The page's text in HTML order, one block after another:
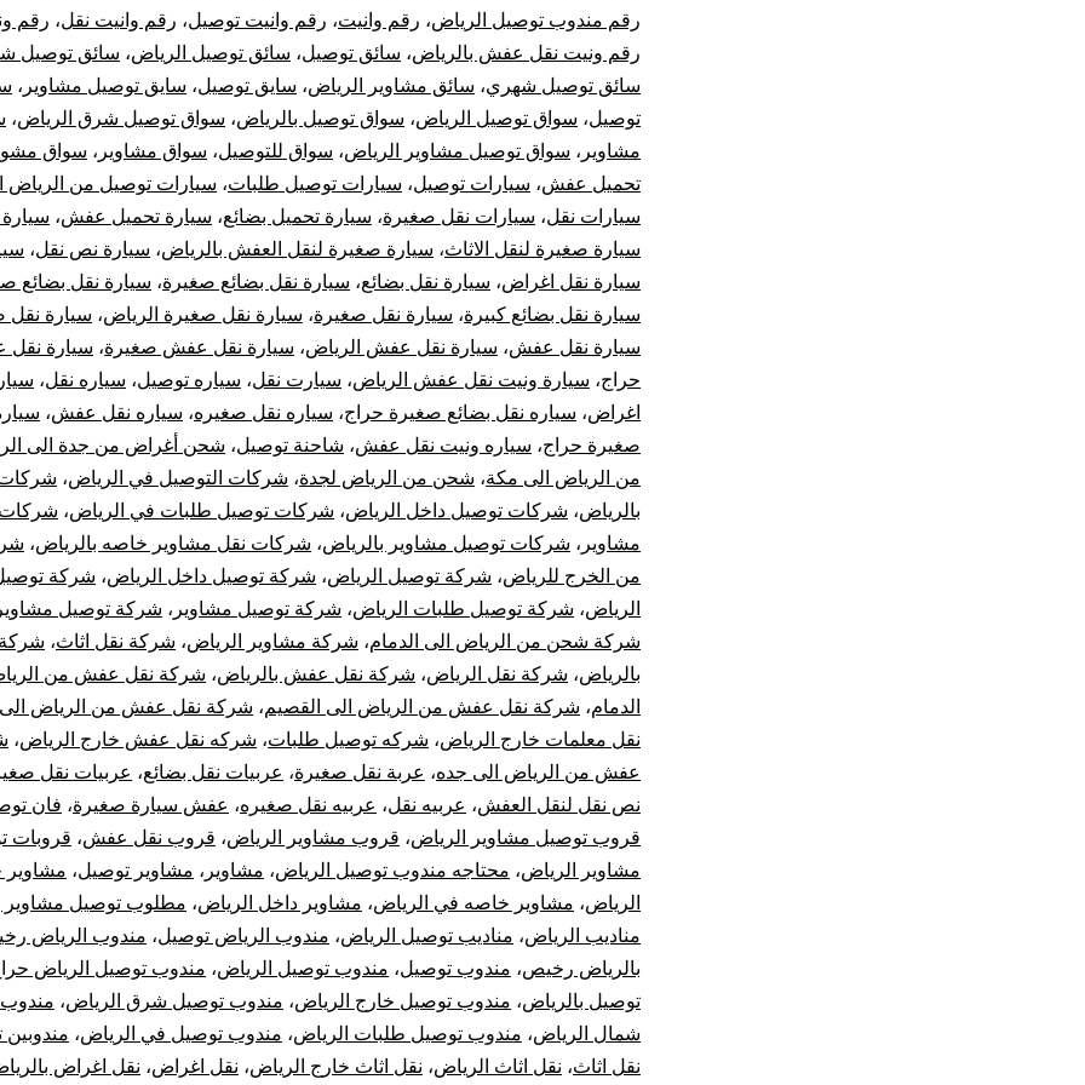
رقم مندوب توصيل الرياض، رقم وانيت، رقم وانيت توصيل، رقم وانيت نقل، رقم
رقم ونيت نقل عفش بالرياض، سائق توصيل، سائق توصيل الرياض، سائق توصيل
سائق توصيل شهري، سائق مشاوير الرياض، سايق توصيل، سايق توصيل مشاوير ،
توصيل، سواق توصيل الرياض، سواق توصيل بالرياض، سواق توصيل شرق الرياض،
مشاوير ، سواق توصيل مشاوير الرياض، سواق للتوصيل، سواق مشاوير ، سواق
تحميل عفش، سيارات توصيل، سيارات توصيل طلبات، سيارات توصيل من الرياض
سيارات نقل، سيارات نقل صغيرة، سيارة تحميل بضائع، سيارة تحميل عفش،
سيارة صغيرة لنقل الاثاث، سيارة صغيرة لنقل العفش بالرياض، سيارة نص نقل،
سيارة نقل اغراض، سيارة نقل بضائع، سيارة نقل بضائع صغيرة، سيارة نقل بضائع
سيارة نقل بضائع كبيرة، سيارة نقل صغيرة، سيارة نقل صغيرة الرياض، سيارة نقل
سيارة نقل عفش، سيارة نقل عفش الرياض، سيارة نقل عفش صغيرة، سيارة
حراج، سيارة ونيت نقل عفش الرياض، سيارت نقل، سياره توصيل، سياره نقل،
اغراض، سياره نقل بضائع صغيرة حراج، سياره نقل صغيره، سياره نقل عفش،
صغيرة حراج، سياره ونيت نقل عفش، شاحنة توصيل، شحن أغراض من جدة الى
من الرياض الى مكة، شحن من الرياض لجدة، شركات التوصيل في الرياض،
بالرياض، شركات توصيل داخل الرياض، شركات توصيل طلبات في الرياض،
مشاوير ، شركات توصيل مشاوير بالرياض، شركات نقل مشاوير خاصه بالرياض،
من الخرج للرياض، شركة توصيل الرياض، شركة توصيل داخل الرياض، شركة
الرياض، شركة توصيل طلبات الرياض، شركة توصيل مشاوير ، شركة توصيل
شركة شحن من الرياض الى الدمام، شركة مشاوير الرياض، شركة نقل اثاث، شركة
بالرياض، شركة نقل الرياض، شركة نقل عفش بالرياض، شركة نقل عفش من
الدمام، شركة نقل عفش من الرياض الى القصيم، شركة نقل عفش من الرياض
نقل معلمات خارج الرياض، شركه توصيل طلبات، شركه نقل عفش خارج الرياض،
عفش من الرياض الى جده، عربة نقل صغيرة، عربيات نقل بضائع، عربيات نقل
نص نقل لنقل العفش، عربيه نقل، عربيه نقل صغيره، عفش سيارة صغيرة، فان
قروب توصيل مشاوير الرياض، قروب مشاوير الرياض، قروب نقل عفش، قروبات
مشاوير الرياض، محتاجه مندوب توصيل الرياض، مشاوير ، مشاوير توصيل، مشاوير
الرياض، مشاوير خاصه في الرياض، مشاوير داخل الرياض، مطلوب توصيل مشاوير
مناديب الرياض، مناديب توصيل الرياض، مندوب الرياض توصيل، مندوب الرياض
بالرياض رخيص، مندوب توصيل، مندوب توصيل الرياض، مندوب توصيل الرياض
توصيل بالرياض، مندوب توصيل خارج الرياض، مندوب توصيل شرق الرياض،
شمال الرياض، مندوب توصيل طلبات الرياض، مندوب توصيل في الرياض،
نقل اثاث، نقل اثاث الرياض، نقل اثاث خارج الرياض، نقل اغراض، نقل اغراض